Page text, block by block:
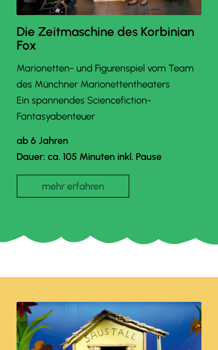
Die Zeitmaschine des Korbinian
Fox
Marionetten- und Figurenspiel vom Team
des Münchner Marionettentheaters
Ein spannendes Sciencefiction-
Fantasyabenteuer
ab 6 Jahren
Dauer: ca. 105 Minuten inkl. Pause
mehr erfahren